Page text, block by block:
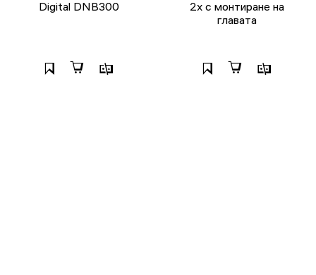
Digital DNB300
2x с монтиране на
главата